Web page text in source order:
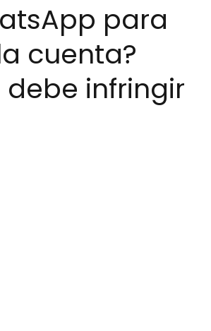
para
cuenta?
debe infringir